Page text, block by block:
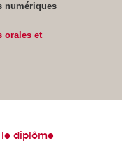
numériques
orales et
diplôme